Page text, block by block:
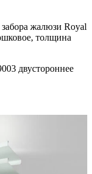
жалюзи Royal
толщина
двустороннее